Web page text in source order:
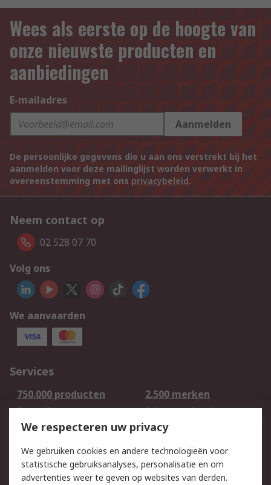
Wees als eerste op de hoogte van
onze nieuwste producten en
aanbiedingen
E-mailadres
Aanmelden
De persoonlijke gegevens die u aan ons verstrekt bij het
aanmelden voor deze mailinglijst worden verwerkt in
overeenstemming met ons privacybeleid.
Neem contact op
02 528 07 70
Volg ons
We aanvaarden
Services
750.000 producten
2.500 merken
Bestellen
Inkoopoplossingen
Retouren
Technisch advies
Track & Trace
Wettelijk
We respecteren uw privacy
We gebruiken cookies en andere technologieën voor
statistische gebruiksanalyses, personalisatie en om
advertenties weer te geven op websites van derden.